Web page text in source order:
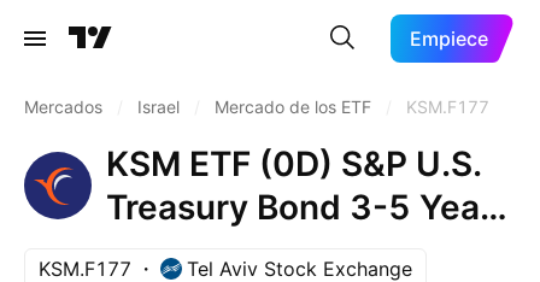
Empiece
Mercados Israel Mercado de los ETF KSM.F177
KSM ETF (0D) S&P U.S.
Treasury Bond 3-5 Year
Units
KSM.F177 Tel Aviv Stock Exchange